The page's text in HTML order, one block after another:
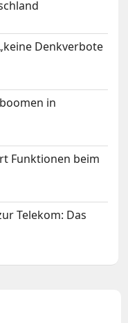
Denkverbote
in
Funktionen beim
Telekom: Das